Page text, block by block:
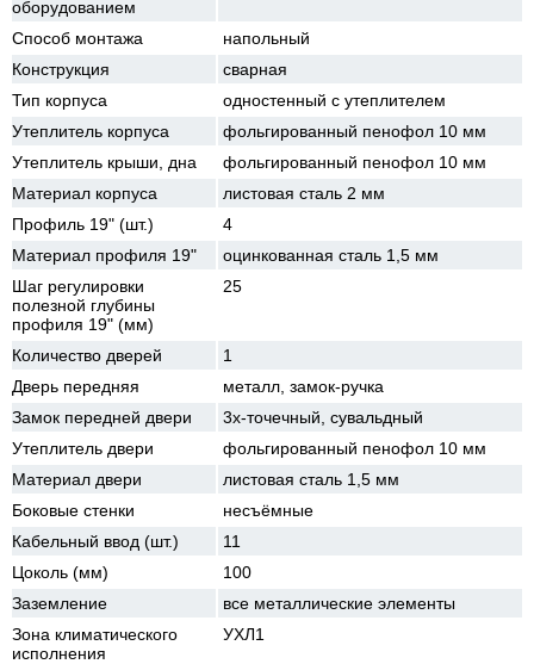
оборудованием
Способ монтажа
напольный
Конструкция
сварная
Тип корпуса
одностенный с утеплителем
Утеплитель корпуса
фольгированный пенофол 10 мм
Утеплитель крыши, дна
фольгированный пенофол 10 мм
Материал корпуса
листовая сталь 2 мм
Профиль 19" (шт.)
4
Материал профиля 19"
оцинкованная сталь 1,5 мм
Шаг регулировки
полезной глубины
профиля 19" (мм)
25
Количество дверей
1
Дверь передняя
металл, замок-ручка
Замок передней двери
3х-точечный, сувальдный
Утеплитель двери
фольгированный пенофол 10 мм
Материал двери
листовая сталь 1,5 мм
Боковые стенки
несъёмные
Кабельный ввод (шт.)
11
Цоколь (мм)
100
Заземление
все металлические элементы
Зона климатического
исполнения
УХЛ1